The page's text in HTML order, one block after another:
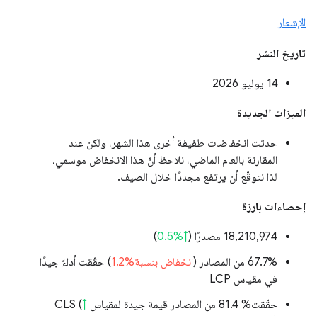
الإشعار
تاريخ النشر
‫14 يوليو 2026
الميزات الجديدة
حدثت انخفاضات طفيفة أخرى هذا الشهر، ولكن عند
المقارنة بالعام الماضي، نلاحظ أنّ هذا الانخفاض موسمي،
لذا نتوقّع أن يرتفع مجددًا خلال الصيف.
إحصاءات بارزة
‫18,210,974 مصدرًا ( ↑%0.5
)
‫67.7% من المصادر (
انخفاض بنسبة%1.2
) حقّقت أداءً جيدًا
في مقياس LCP
حقّقت% 81.4 من المصادر قيمة جيدة لمقياس CLS (
↑